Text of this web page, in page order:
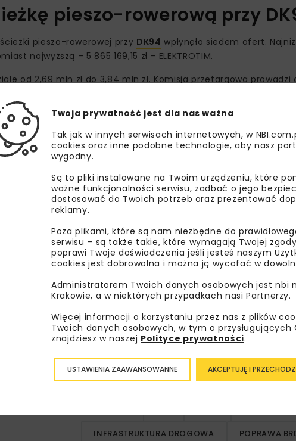
pieszo-rowerową przy
pieszo-rowerowej przy DK94 wpłynęło siedem ofert.
najwyższą – 5 865 169,15 zł – ELEKTROTIM.
od 2,69 mln zł do 3,84 mln zł. Komisja przetargowa
prace w terenie potrwają pół roku.
BRD
miała długość 1 km i poprowadzona zostanie od skrzyżowania
pieszych i rowerzystów poza jezdnię drogi krajowej, montaż
BRD, a także wykonanie przepustów oraz
INFRASTRUKTURA DROGOWA POPRAWA
Twoja prywatność jest dla nas ważna
Tak jak w innych serwisach internetowych, w
cookies oraz inne podobne technologie, aby nasz
wygodny.
Są to pliki instalowane na Twoim urządzeniu, które
ważne funkcjonalności serwisu, zadbać o jego
dostosować do Twoich potrzeb oraz prezentować
reklamy.
Poza plikami, które są nam niezbędne do
serwisu – są także takie, które wymagają Twojej
poprawi Twoje doświadczenia jeśli jesteś naszym
cookies jest dobrowolna i można ją wycofać w
Administratorem Twoich danych osobowych jest nbi
Krakowie, a w niektórych przypadkach nasi Partnerzy.
Więcej informacji o korzystaniu przez nas z plików
Twoich danych osobowych, w tym o przysługujących
znajdziesz w naszej Polityce prywatności.
AKCEPTUJĘ I
USTAWIENIA ZAAWANSOWANNE